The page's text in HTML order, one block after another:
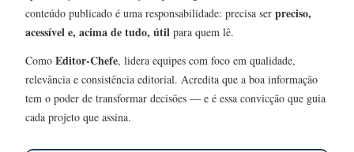
conteúdo publicado é uma responsabilidade: precisa ser preciso,
acessível e, acima de tudo, útil para quem lê.
Como Editor-Chefe, lidera equipes com foco em qualidade,
relevância e consistência editorial. Acredita que a boa informação
tem o poder de transformar decisões — e é essa convicção que guia
cada projeto que assina.